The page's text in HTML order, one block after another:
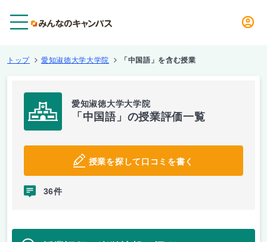
トップ 愛知淑徳大学大学院 「中国語」を含む授業
愛知淑徳大学大学院
「中国語」の授業評価一覧
授業を探して口コミを書く
36件